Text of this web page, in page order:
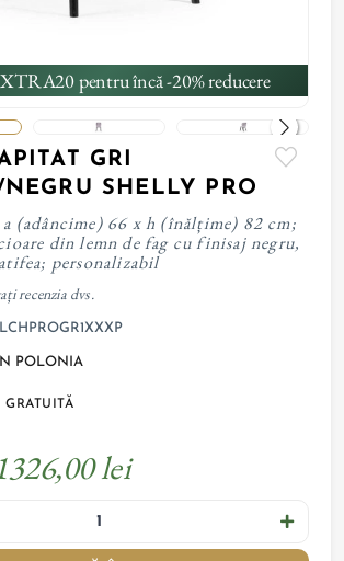
pentru încă -20% reducere
GRI
SHELLY PRO
(adâncime) 66 x h (înălțime) 82 cm;
din lemn de fag cu finisaj negru,
personalizabil
recenzia dvs.
POLONIA
GRATUITĂ
lei